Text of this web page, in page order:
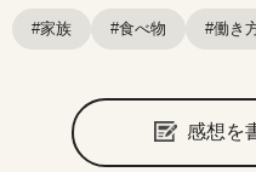
#家族 #食べ物 #働き
感想を